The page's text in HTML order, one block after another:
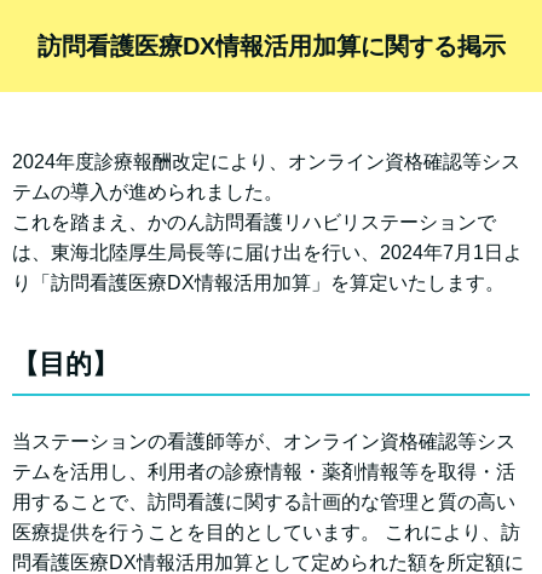
訪問看護医療DX情報活用加算に関する掲示
2024年度診療報酬改定により、オンライン資格確認等シス
テムの導入が進められました。
これを踏まえ、かのん訪問看護リハビリステーションで
は、東海北陸厚生局長等に届け出を行い、2024年7月1日よ
り「訪問看護医療DX情報活用加算」を算定いたします。
【目的】
当ステーションの看護師等が、オンライン資格確認等シス
テムを活用し、利用者の診療情報・薬剤情報等を取得・活
用することで、訪問看護に関する計画的な管理と質の高い
医療提供を行うことを目的としています。 これにより、訪
問看護医療DX情報活用加算として定められた額を所定額に